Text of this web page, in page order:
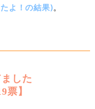
よ！の結果)。
した
】